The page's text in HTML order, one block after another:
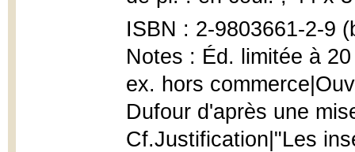
ISBN : 2-9803661-2-9
Notes : Éd. limitée à
ex. hors
Dufour d'après une
Cf.Justification|"Les